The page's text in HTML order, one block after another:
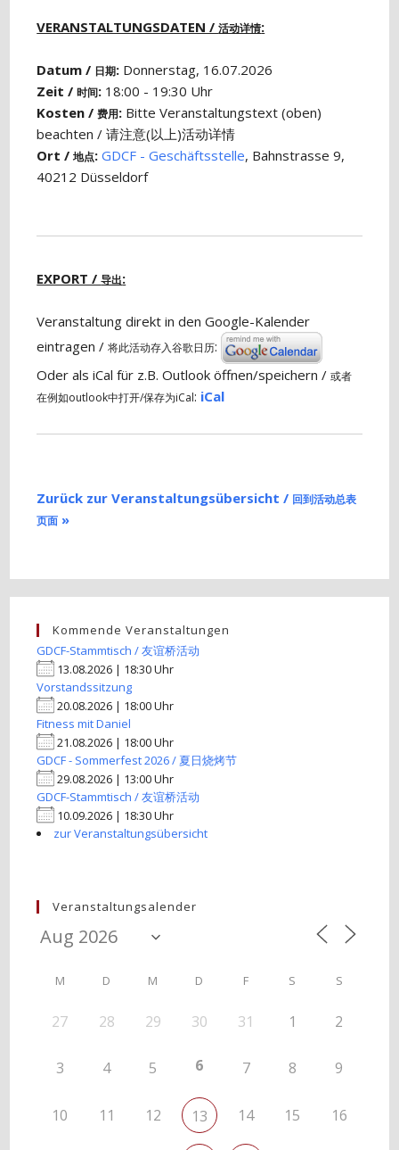
VERANSTALTUNGSDATEN /活动详情:
Datum / 日期: Donnerstag, 16.07.2026
Zeit /时间: 18:00 - 19:30 Uhr
Kosten /费用: Bitte Veranstaltungstext (oben)
beachten / 请注意(以上)活动详情
Ort /地点: GDCF - Geschäftsstelle, Bahnstrasse 9,
40212 Düsseldorf
EXPORT /导出:
Veranstaltung direkt in den Google-Kalender
eintragen /将此活动存入谷歌日历:
Oder als iCal für z.B. Outlook öffnen/speichern /或者
在例如outlook中打开/保存为iCal: iCal
Zurück zur Veranstaltungsübersicht / 回到活动总表
页面 »
Kommende Veranstaltungen
GDCF-Stammtisch / 友谊桥活动
13.08.2026 | 18:30 Uhr
Vorstandssitzung
20.08.2026 | 18:00 Uhr
Fitness mit Daniel
21.08.2026 | 18:00 Uhr
GDCF - Sommerfest 2026 / 夏日烧烤节
29.08.2026 | 13:00 Uhr
GDCF-Stammtisch / 友谊桥活动
10.09.2026 | 18:30 Uhr
zur Veranstaltungsübersicht
Veranstaltungsalender
M D M D F S S
27 28 29 30 31 1 2
3 4 5 6 7 8 9
10 11 12 13 14 15 16